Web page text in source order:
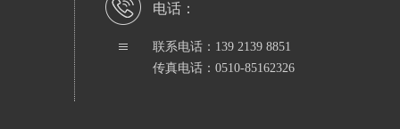
电话：
联系电话：139 2139 8851
传真电话：0510-85162326